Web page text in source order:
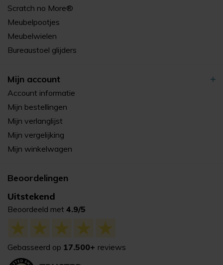
Scratch no More®
Meubelpootjes
Meubelwielen
Bureaustoel glijders
Mijn account
Account informatie
Mijn bestellingen
Mijn verlanglijst
Mijn vergelijking
Mijn winkelwagen
Beoordelingen
Uitstekend
Beoordeeld met 4.9/5
Gebasseerd op 17.500+ reviews